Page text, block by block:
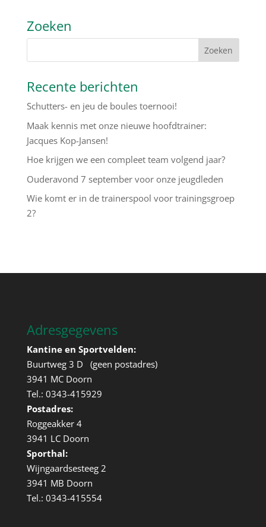
Zoeken
Recente berichten
Schutters- en jeu de boules toernooi!
Maak kennis met onze nieuwe hoofdtrainer:
Jacques Kop-Jansen!
Hoe krijgen we een compleet team volgend jaar?
Ouderavond 7 september voor onze jeugdleden
Wie komt er in de trainerspool voor trainingsgroep
2?
Adresgegevens
Kantine en Sportvelden:
Buurtweg 3 D (geen postadres)
3941 MC Doorn
Tel.: 0343-415929
Postadres:
Roggeakker 4
3941 LC Doorn
Sporthal:
Wijngaardsesteeg 2
3941 MB Doorn
Tel.: 0343-415554